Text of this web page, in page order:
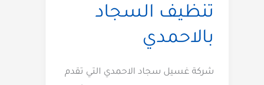
تنظيف السجاد
بالاحمدي
شركة غسيل سجاد الاحمدي التي تقدم